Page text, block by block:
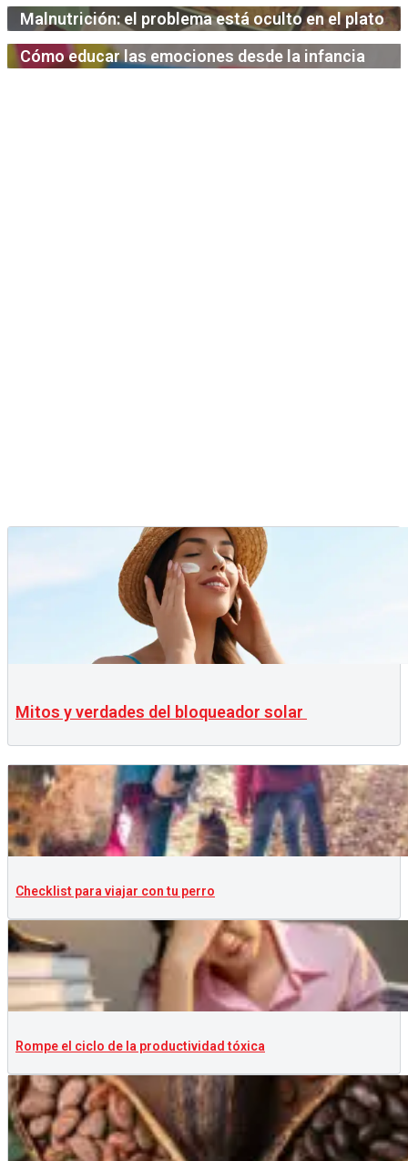
Malnutrición: el problema está oculto en el plato
Cómo educar las emociones desde la infancia
Mitos y verdades del bloqueador solar
Checklist para viajar con tu perro
Rompe el ciclo de la productividad tóxica